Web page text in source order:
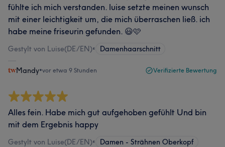
fühlte ich mich verstanden. luise setzte meinen wunsch
mit einer leichtigkeit um, die mich überraschen ließ. ich
habe meine friseurin gefunden. 😃🩷
Gestylt von Luise(DE/EN)• Damenhaarschnitt
Mandy•vor etwa 9 Stunden Verifizierte Bewertung
Alles fein. Habe mich gut aufgehoben gefühlt Und bin
mit dem Ergebnis happy
Gestylt von Luise(DE/EN)• Damen - Strähnen Oberkopf